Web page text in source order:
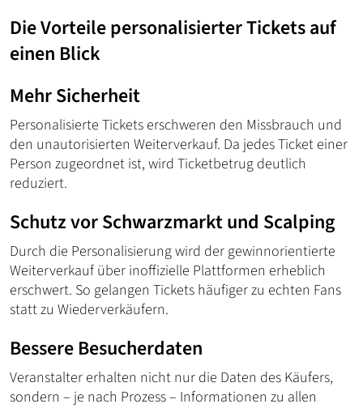
Die Vorteile personalisierter Tickets auf
einen Blick
Mehr Sicherheit
Personalisierte Tickets erschweren den Missbrauch und
den unautorisierten Weiterverkauf. Da jedes Ticket einer
Person zugeordnet ist, wird Ticketbetrug deutlich
reduziert.
Schutz vor Schwarzmarkt und Scalping
Durch die Personalisierung wird der gewinnorientierte
Weiterverkauf über inoffizielle Plattformen erheblich
erschwert. So gelangen Tickets häufiger zu echten Fans
statt zu Wiederverkäufern.
Bessere Besucherdaten
Veranstalter erhalten nicht nur die Daten des Käufers,
sondern – je nach Prozess – Informationen zu allen